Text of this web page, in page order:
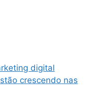
digital
crescendo nas